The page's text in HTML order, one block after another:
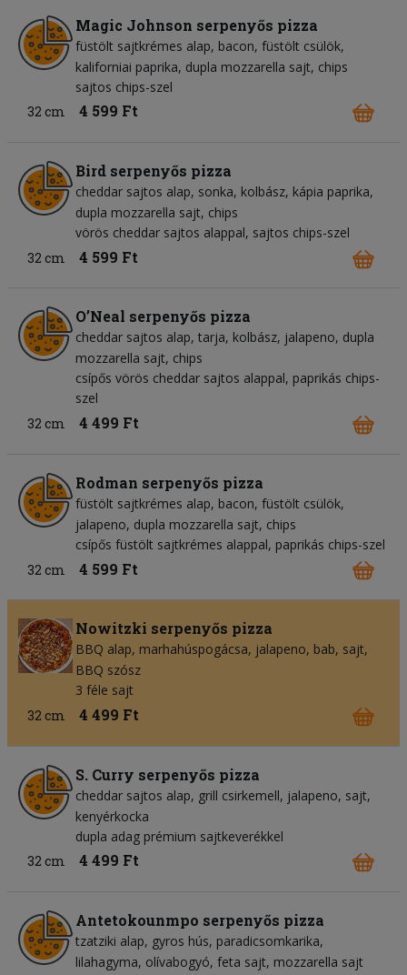
Magic Johnson serpenyős pizza
füstölt sajtkrémes alap bacon füstölt csülök
kaliforniai paprika dupla mozzarella sajt chips
sajtos chips-szel
32 cm
4 599 Ft
Bird serpenyős pizza
cheddar sajtos alap sonka kolbász kápia paprika
dupla mozzarella sajt chips
vörös cheddar sajtos alappal, sajtos chips-szel
32 cm
4 599 Ft
O’Neal serpenyős pizza
cheddar sajtos alap tarja kolbász jalapeno dupla
mozzarella sajt chips
csípős vörös cheddar sajtos alappal, paprikás chips-
szel
32 cm
4 499 Ft
Rodman serpenyős pizza
füstölt sajtkrémes alap bacon füstölt csülök
jalapeno dupla mozzarella sajt chips
csípős füstölt sajtkrémes alappal, paprikás chips-szel
32 cm
4 599 Ft
Nowitzki serpenyős pizza
BBQ alap marhahúspogácsa jalapeno bab sajt
BBQ szósz
3 féle sajt
32 cm
4 499 Ft
S. Curry serpenyős pizza
cheddar sajtos alap grill csirkemell jalapeno sajt
kenyérkocka
dupla adag prémium sajtkeverékkel
32 cm
4 499 Ft
Antetokounmpo serpenyős pizza
tzatziki alap gyros hús paradicsomkarika
lilahagyma olívabogyó feta sajt mozzarella sajt